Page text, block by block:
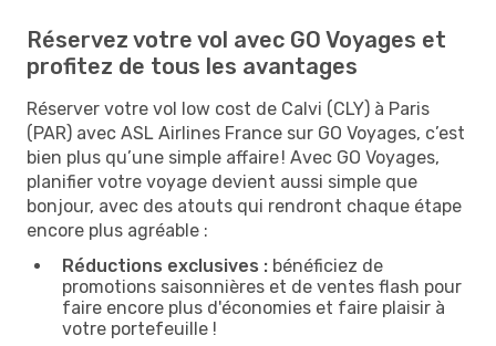
Réservez votre vol avec GO Voyages et
profitez de tous les avantages
Réserver votre vol low cost de Calvi (CLY) à Paris
(PAR) avec ASL Airlines France sur GO Voyages, c’est
bien plus qu’une simple affaire ! Avec GO Voyages,
planifier votre voyage devient aussi simple que
bonjour, avec des atouts qui rendront chaque étape
encore plus agréable :
Réductions exclusives : bénéficiez de
promotions saisonnières et de ventes flash pour
faire encore plus d'économies et faire plaisir à
votre portefeuille !